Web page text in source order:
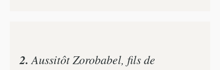
2. Aussitôt Zorobabel, fils de